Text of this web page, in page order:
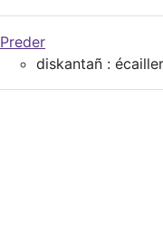
Preder
diskantañ : écailler